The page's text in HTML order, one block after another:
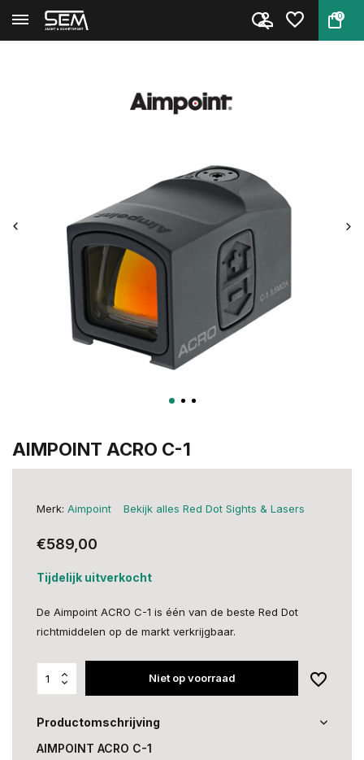
0
Terug Home
AIMPOINT ACRO C-1
Merk: Aimpoint Bekijk alles Red Dot Sights & Lasers
€589,00
Tijdelijk uitverkocht
De Aimpoint ACRO C-1 is één van de beste Red Dot
richtmiddelen op de markt verkrijgbaar.
Niet op voorraad
Productomschrijving
AIMPOINT ACRO C-1